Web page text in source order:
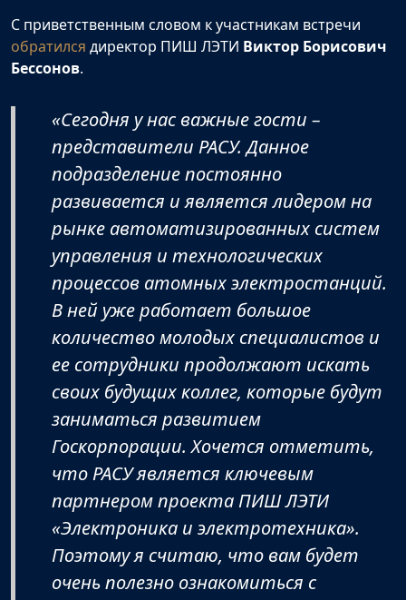
С приветственным словом к участникам встречи
обратился директор ПИШ ЛЭТИ Виктор Борисович
Бессонов.
«Сегодня у нас важные гости –
представители РАСУ. Данное
подразделение постоянно
развивается и является лидером на
рынке автоматизированных систем
управления и технологических
процессов атомных электростанций.
В ней уже работает большое
количество молодых специалистов и
ее сотрудники продолжают искать
своих будущих коллег, которые будут
заниматься развитием
Госкорпорации. Хочется отметить,
что РАСУ является ключевым
партнером проекта ПИШ ЛЭТИ
«Электроника и электротехника».
Поэтому я считаю, что вам будет
очень полезно ознакомиться с